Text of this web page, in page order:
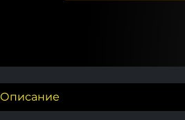
Описание